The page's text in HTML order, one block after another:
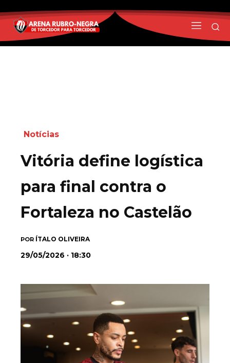
Notícias
Vitória define logística
para final contra o
Fortaleza no Castelão
POR ÍTALO OLIVEIRA
29/05/2026 · 18:30